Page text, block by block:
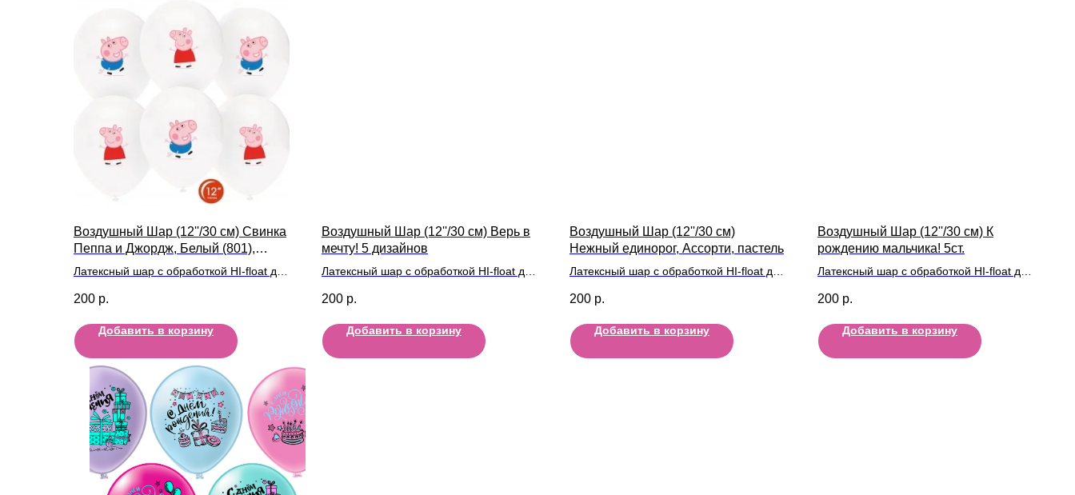
Воздушный Шар (12''/30 см) Свинка
Пеппа и Джордж, Белый (801),
пастель
Латексный шар с обработкой HI-float для
200 р.
Добавить в корзину
Воздушный Шар (12''/30 см) Верь в
мечту! 5 дизайнов
Латексный шар с обработкой HI-float для
200 р.
Добавить в корзину
Воздушный Шар (12''/30 см)
Нежный единорог, Ассорти, пастель
Латексный шар с обработкой HI-float для
200 р.
Добавить в корзину
Воздушный Шар (12''/30 см) К
рождению мальчика! 5ст.
Латексный шар с обработкой HI-float для
200 р.
Добавить в корзину